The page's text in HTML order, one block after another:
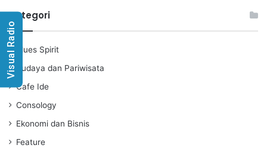
a
Kategori
Blues Spirit
Budaya dan Pariwisata
Cafe Ide
Consology
Ekonomi dan Bisnis
Feature
Visual Radio